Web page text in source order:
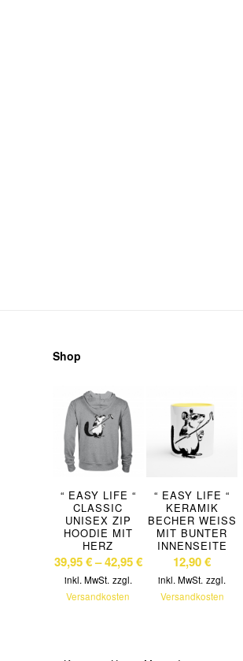
Shop
“ EASY LIFE “
CLASSIC
UNISEX ZIP
HOODIE MIT
HERZ
39,95€–42,95€
inkl. MwSt. zzgl.
Versandkosten
“ EASY LIFE “
KERAMIK
BECHER WEISS M
IT BUNTER I
NNENSEITE
12,90€
inkl. MwSt. zzgl.
Versandkosten